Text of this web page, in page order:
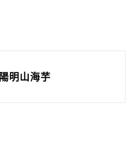
陽明山海芋